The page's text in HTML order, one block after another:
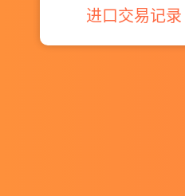
进口交易记录